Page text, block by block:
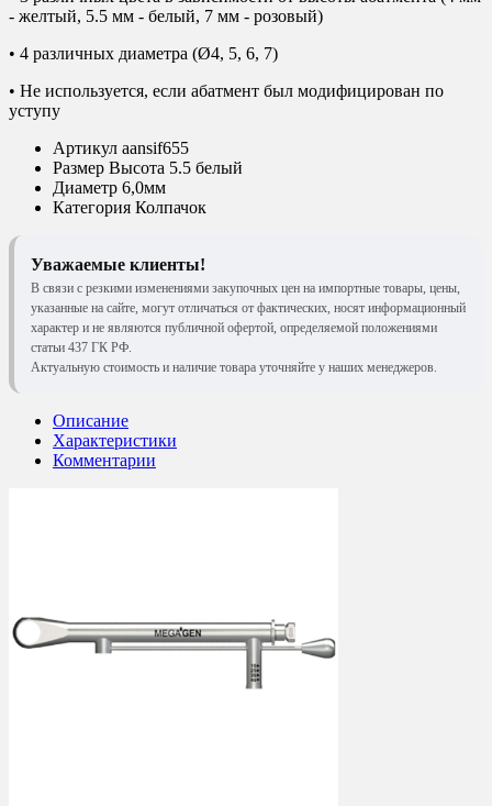
- желтый, 5.5 мм - белый, 7 мм - розовый)
• 4 различных диаметра (Ø4, 5, 6, 7)
• Не используется, если абатмент был модифицирован по
уступу
Артикул aansif655
Размер Высота 5.5 белый
Диаметр 6,0мм
Категория Колпачок
Уважаемые клиенты!
В связи с резкими изменениями закупочных цен на импортные товары, цены,
указанные на сайте, могут отличаться от фактических, носят информационный
характер и не являются публичной офертой, определяемой положениями
статьи 437 ГК РФ.
Актуальную стоимость и наличие товара уточняйте у наших менеджеров.
Описание
Характеристики
Комментарии